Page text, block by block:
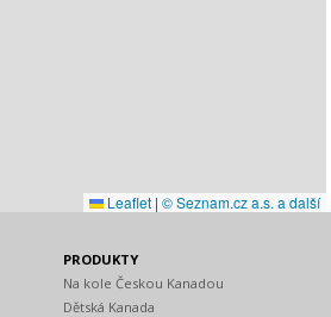
Leaflet | © Seznam.cz a.s. a další
PRODUKTY
Na kole Českou Kanadou
Dětská Kanada